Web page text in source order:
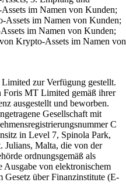
im Namen von Kunden;
im Namen von Kunden;
im Namen von Kunden;
Krypto-Assets im Namen von
zur Verfügung gestellt.
MT Limited gemäß ihrer
ausgestellt und beworben.
Gesellschaft mit
C
in Level 7, Spinola Park,
Malta, die von der
ordnungsgemäß als
von elektronischem
Gesetz über Finanzinstitute (E-